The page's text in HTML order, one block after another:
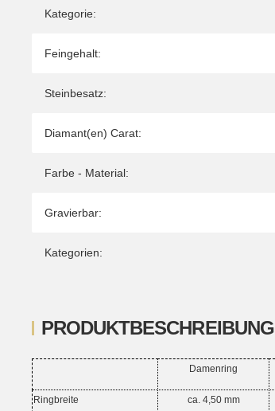
Kategorie:
Feingehalt:
Steinbesatz:
Diamant(en) Carat:
Farbe - Material:
Gravierbar:
Kategorien:
PRODUKTBESCHREIBUNG
Damenring
Ringbreite ca. 4,50 mm